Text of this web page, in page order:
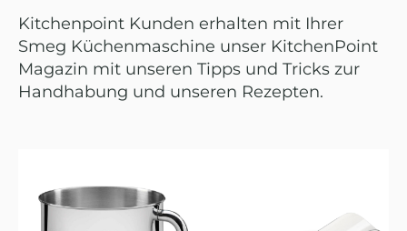
Kitchenpoint Kunden erhalten mit Ihrer
Smeg Küchenmaschine unser KitchenPoint
Magazin mit unseren Tipps und Tricks zur
Handhabung und unseren Rezepten.